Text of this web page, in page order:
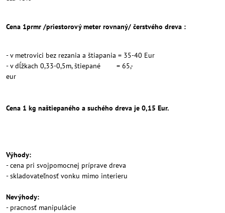
Cena 1prmr /priestorový meter rovnaný/ čerstvého dreva :
- v metrovici bez rezania a štiapania = 35-40 Eur
- v dĺžkach 0,33-0,5m, štiepané = 65,-
eur
Cena 1 kg naštiepaného a suchého dreva je 0,15 Eur.
Výhody:
- cena pri svojpomocnej príprave dreva
- skladovateľnosť vonku mimo interieru
Nevýhody:
- pracnosť manipulácie